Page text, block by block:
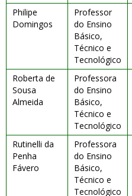
Philipe
Domingos
Professor
do Ensino
Básico,
Técnico e
Tecnológico
Roberta de
Sousa
Almeida
Professora
do Ensino
Básico,
Técnico e
Tecnológico
Rutinelli da
Penha
Fávero
Professora
do Ensino
Básico,
Técnico e
Tecnológico